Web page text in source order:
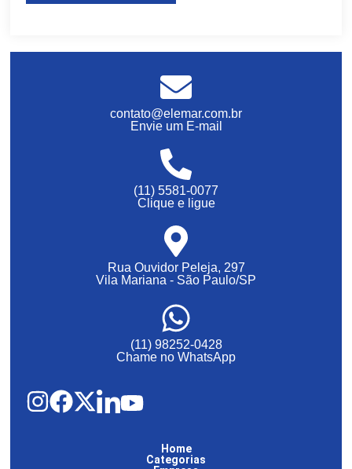
contato@elemar.com.br
Envie um E-mail
(11) 5581-0077
Clique e ligue
Rua Ouvidor Peleja, 297
Vila Mariana - São Paulo/SP
(11) 98252-0428
Chame no WhatsApp
Home
Categorias